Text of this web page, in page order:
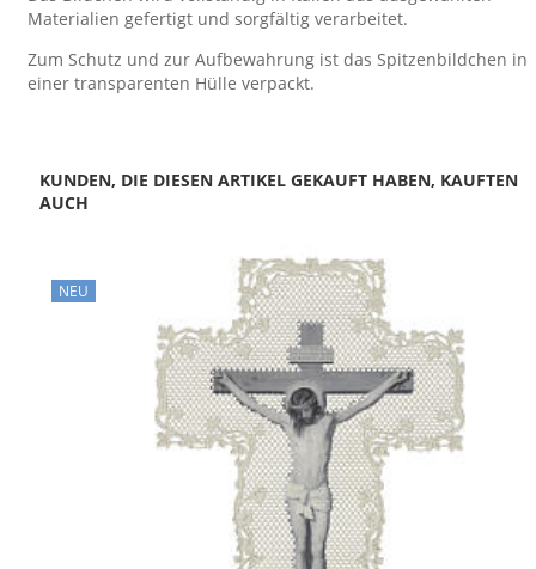
Materialien gefertigt und sorgfältig verarbeitet.
Zum Schutz und zur Aufbewahrung ist das Spitzenbildchen in
einer transparenten Hülle verpackt.
KUNDEN, DIE DIESEN ARTIKEL GEKAUFT HABEN, KAUFTEN
AUCH
NEU